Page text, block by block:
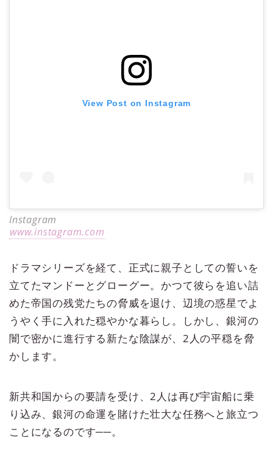
View Post on Instagram
Instagram
www.instagram.com
ドラマシリーズを経て、正式に親子としての誓いを
立てたマンドーとグローグー。かつて彼らを追い詰
めた帝国の残党たちの脅威を退け、辺境の惑星でよ
うやく手に入れた穏やかな暮らし。しかし、銀河の
闇で密かに進行する新たな陰謀が、2人の平穏を脅
かします。
新共和国からの要請を受け、2人は再び宇宙船に乗
り込み、銀河の命運を賭けた壮大な任務へと旅立つ
ことになるのです──。